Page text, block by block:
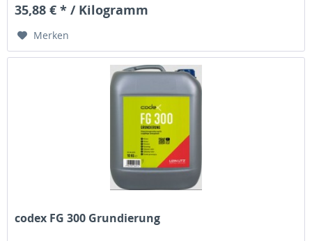
35,88 € * / Kilogramm
Merken
codex FG 300 Grundierung